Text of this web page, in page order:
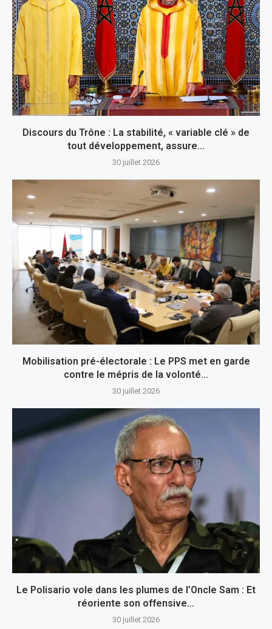
Discours du Trône : La stabilité, « variable clé » de
tout développement, assure...
30 juillet 2026
Mobilisation pré-électorale : Le PPS met en garde
contre le mépris de la volonté...
30 juillet 2026
Le Polisario vole dans les plumes de l’Oncle Sam : Et
réoriente son offensive...
30 juillet 2026